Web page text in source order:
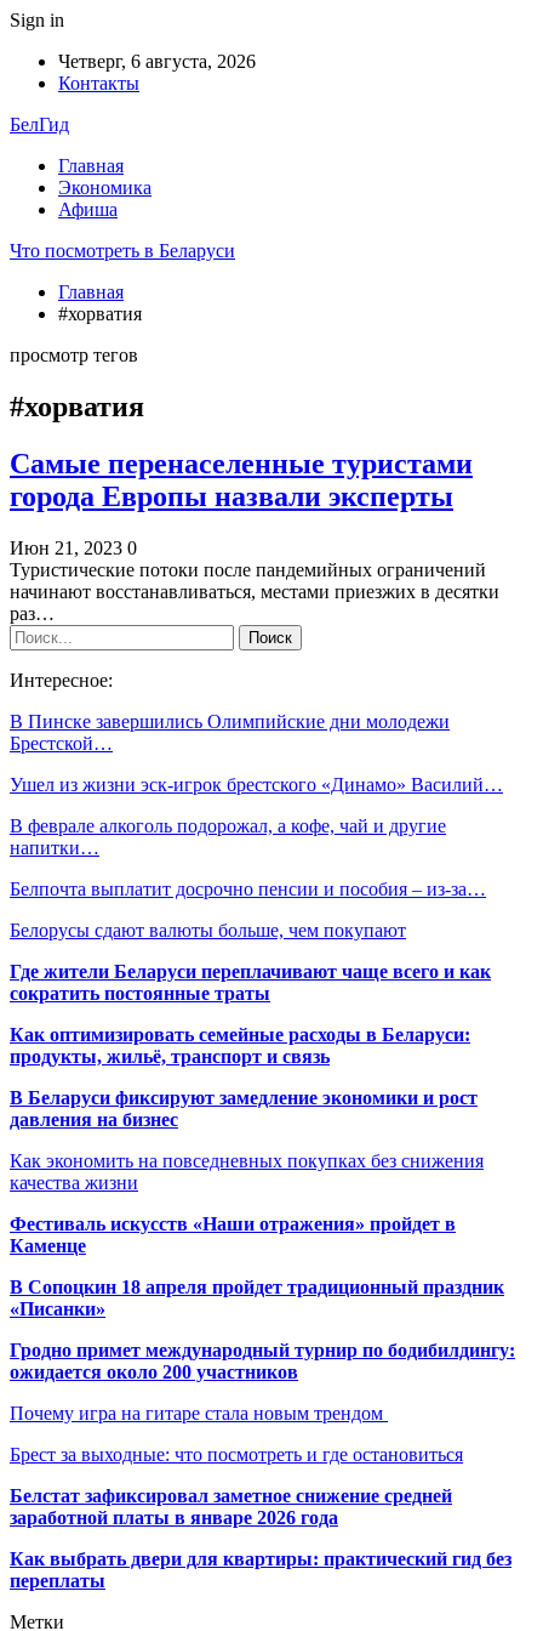
Sign in
Четверг, 6 августа, 2026
Контакты
БелГид
Главная
Экономика
Афиша
Что посмотреть в Беларуси
Главная
#хорватия
просмотр тегов
#хорватия
Самые перенаселенные туристами
города Европы назвали эксперты
Июн 21, 2023 0
Туристические потоки после пандемийных ограничений
начинают восстанавливаться, местами приезжих в десятки
раз…
Интересное:
В Пинске завершились Олимпийские дни молодежи
Брестской…
Ушел из жизни эск-игрок брестского «Динамо» Василий…
В феврале алкоголь подорожал, а кофе, чай и другие
напитки…
Белпочта выплатит досрочно пенсии и пособия – из-за…
Белорусы сдают валюты больше, чем покупают
Где жители Беларуси переплачивают чаще всего и как
сократить постоянные траты
Как оптимизировать семейные расходы в Беларуси:
продукты, жильё, транспорт и связь
В Беларуси фиксируют замедление экономики и рост
давления на бизнес
Как экономить на повседневных покупках без снижения
качества жизни
Фестиваль искусств «Наши отражения» пройдет в
Каменце
В Сопоцкин 18 апреля пройдет традиционный праздник
«Писанки»
Гродно примет международный турнир по бодибилдингу:
ожидается около 200 участников
Почему игра на гитаре стала новым трендом
Брест за выходные: что посмотреть и где остановиться
Белстат зафиксировал заметное снижение средней
заработной платы в январе 2026 года
Как выбрать двери для квартиры: практический гид без
переплаты
Метки